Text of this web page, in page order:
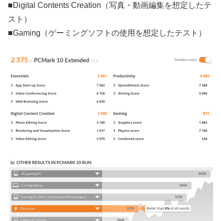
■Digital Contents Creation（写真・動画編集を想定したテ
スト）
■Gaming（ゲーミングソフトの使用を想定したテスト）